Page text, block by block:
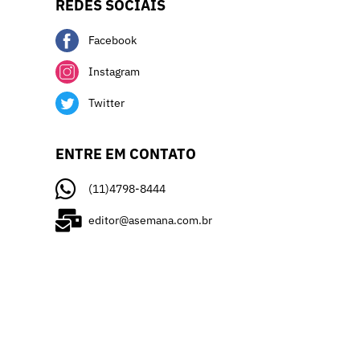
REDES SOCIAIS
Facebook
Instagram
Twitter
ENTRE EM CONTATO
(11)4798-8444
editor@asemana.com.br